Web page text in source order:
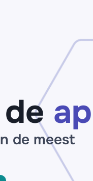
de meest